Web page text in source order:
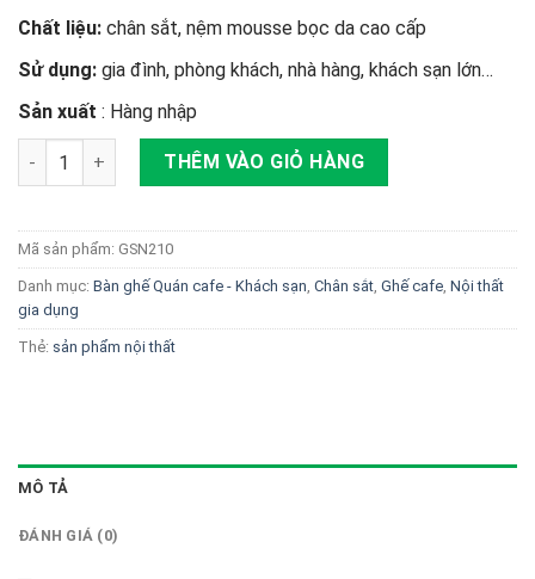
Chất liệu: chân sắt, nệm mousse bọc da cao cấp
Sử dụng: gia đình, phòng khách, nhà hàng, khách sạn lớn…
Sản xuất : Hàng nhập
Ghế Sky chân sắt - GSN210 số lượng
THÊM VÀO GIỎ HÀNG
Mã sản phẩm: GSN210
Danh mục: Bàn ghế Quán cafe - Khách sạn, Chân sắt, Ghế cafe, Nội thất
gia dụng
Thẻ: sản phẩm nội thất
MÔ TẢ
ĐÁNH GIÁ (0)